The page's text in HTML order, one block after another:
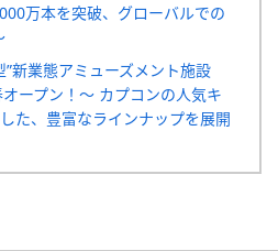
万本を突破、グローバルでの
新業態アミューズメント施設
ープン！ ～ カプコンの人気キ
た、豊富なラインナップを展開